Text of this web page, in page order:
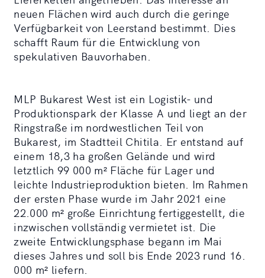
neuen Flächen wird auch durch die geringe
Verfügbarkeit von Leerstand bestimmt. Dies
schafft Raum für die Entwicklung von
spekulativen Bauvorhaben.
MLP Bukarest West ist ein Logistik- und
Produktionspark der Klasse A und liegt an der
Ringstraße im nordwestlichen Teil von
Bukarest, im Stadtteil Chitila. Er entstand auf
einem 18,3 ha großen Gelände und wird
letztlich 99 000 m² Fläche für Lager und
leichte Industrieproduktion bieten. Im Rahmen
der ersten Phase wurde im Jahr 2021 eine
22.000 m² große Einrichtung fertiggestellt, die
inzwischen vollständig vermietet ist. Die
zweite Entwicklungsphase begann im Mai
dieses Jahres und soll bis Ende 2023 rund 16.
000 m² liefern.